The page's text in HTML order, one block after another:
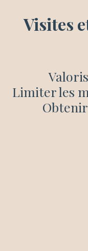
Visites
Limiter les